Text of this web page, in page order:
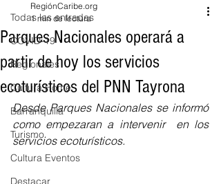
Todas las entradas
COVID-19
Regionales
Cultura Home
Barranquilla
Turismo
Cultura Eventos
Destacar
Parques Nacionales operará a
partir de hoy los servicios
ecoturísticos del PNN Tayrona
RegiónCaribe.org
1 min de lectura
Desde Parques Nacionales se informó
como empezaran a intervenir  en los
servicios ecoturísticos.